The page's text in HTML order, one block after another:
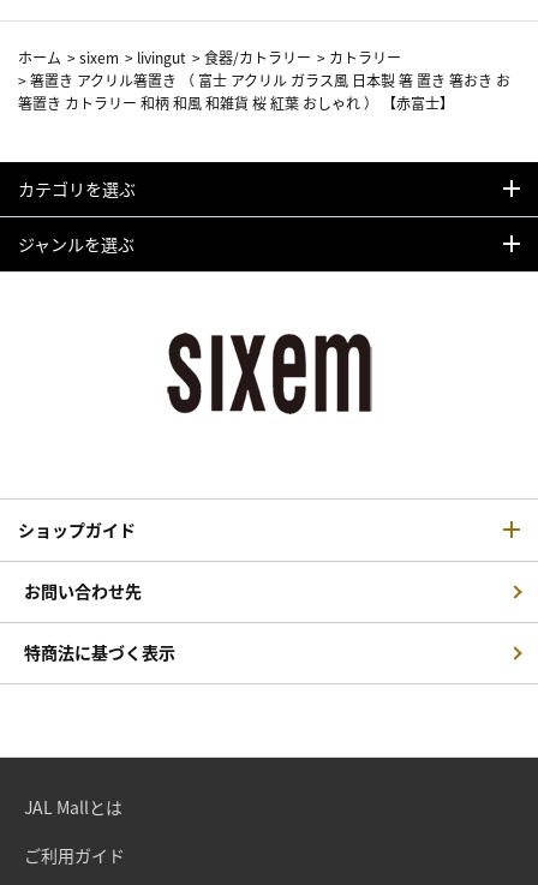
ホーム >sixem > livingut >食器/カトラリー > カトラリー
>箸置き アクリル箸置き （ 富士 アクリル ガラス風 日本製 箸 置き 箸おき お
箸置き カトラリー 和柄 和風 和雑貨 桜 紅葉 おしゃれ ） 【赤富士】
カテゴリを選ぶ
ジャンルを選ぶ
ショップガイド
お問い合わせ先
特商法に基づく表示
JAL Mallとは
ご利用ガイド